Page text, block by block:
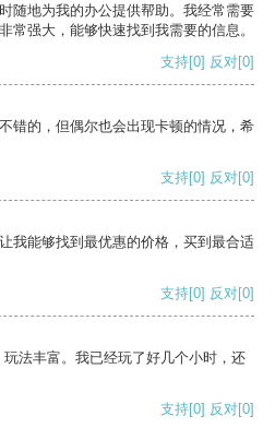
随地为我的办公提供帮助。我经常需要
常强大，能够快速找到我需要的信息。
支持[0] 反对[0]
错的，但偶尔也会出现卡顿的情况，希
支持[0] 反对[0]
我能够找到最优惠的价格，买到最合适
支持[0] 反对[0]
法丰富。我已经玩了好几个小时，还
支持[0] 反对[0]